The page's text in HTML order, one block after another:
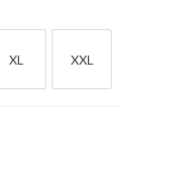
XL
XL
XXL
XXL